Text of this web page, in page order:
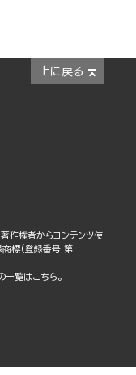
上に戻る
作権者からコンテンツ使
商標(登録番号 第
覧はこちら。